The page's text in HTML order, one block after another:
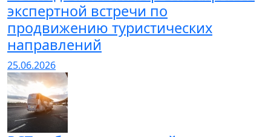
экспертной встречи по
продвижению туристических
направлений
25.06.2026